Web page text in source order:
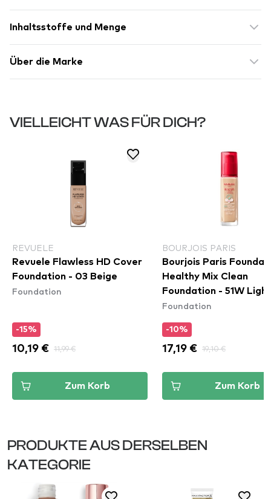
Inhaltsstoffe und Menge
Über die Marke
VIELLEICHT WAS FÜR DICH?
REVUELE
Revuele Flawless HD Cover
Foundation - 03 Beige
Foundation
-15%
10,19 € 11,99 €
Zum Korb
BOURJOIS PARIS
Bourjois Paris
Healthy Mix Clean
Foundation - 51W Light
Vanilla
Foundation
-10%
17,19 € 19,10 €
Zum Korb
PRODUKTE AUS DERSELBEN
KATEGORIE